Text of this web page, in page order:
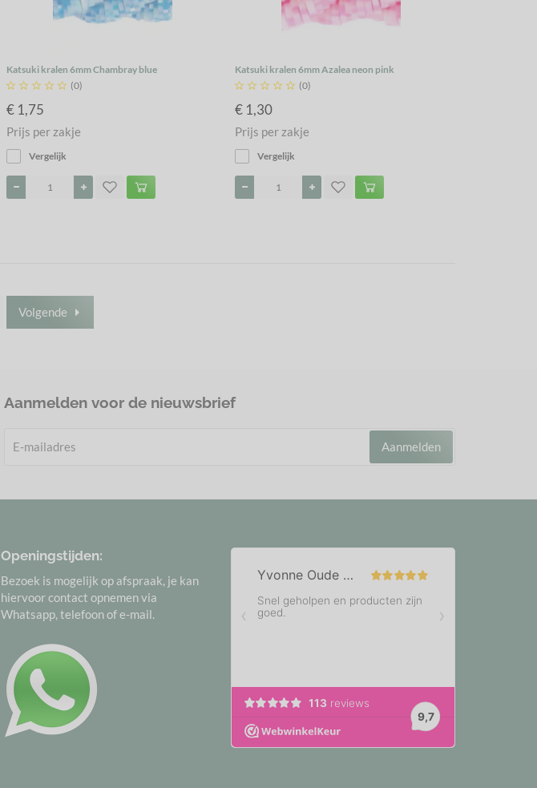
Katsuki kralen 6mm Chambray blue
     (0)
€ 1,75
Prijs per zakje
Vergelijk
Katsuki kralen 6mm Azalea neon pink
     (0)
€ 1,30
Prijs per zakje
Vergelijk
Volgende
Aanmelden voor de nieuwsbrief
Aanmelden
Openingstijden:
Bezoek is mogelijk op afspraak, je kan
hiervoor contact opnemen via
Whatsapp, telefoon of e-mail.